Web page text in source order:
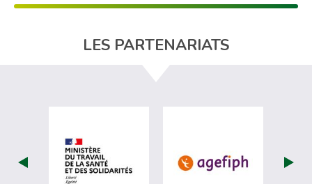
LES PARTENARIATS
visiter les site de Ministère du travail
visiter les